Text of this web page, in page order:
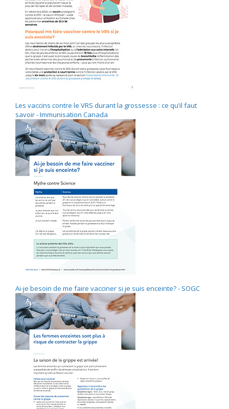
Les vaccins contre le VRS durant la grossesse : ce qu’il faut
savoir - Immunisation Canada
Ai-je besoin de me faire vacciner si je suis enceinte? - SOGC